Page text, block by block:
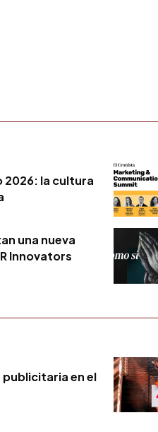
2026: la cultura
una nueva
Innovators
publicitaria en el